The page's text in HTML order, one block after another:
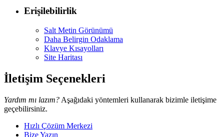
Erişilebilirlik
Salt Metin Görünümü
Daha Belirgin Odaklama
Klavye Kısayolları
Site Haritası
İletişim Seçenekleri
Yardım mı lazım? Aşağıdaki yöntemleri kullanarak bizimle iletişime
geçebilirsiniz.
Hızlı Çözüm Merkezi
Bize Yazın